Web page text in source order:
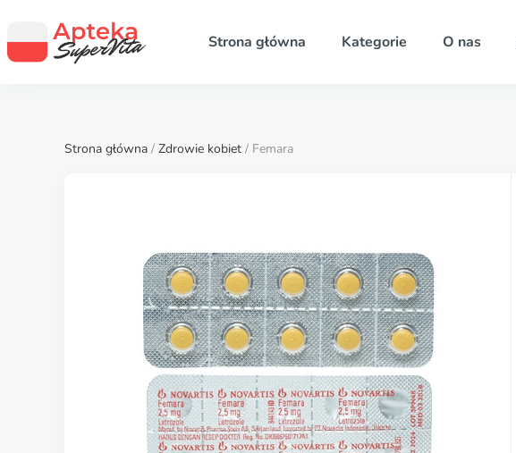
Strona główna Kategorie O nas
Strona główna / Zdrowie kobiet / Femara